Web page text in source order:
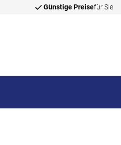
Günstige Preisefür Sie